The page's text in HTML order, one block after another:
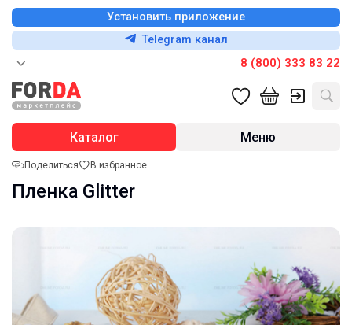
Установить приложение
Telegram канал
8 (800) 333 83 22
Каталог Меню
Поделиться В избранное
Пленка Glitter